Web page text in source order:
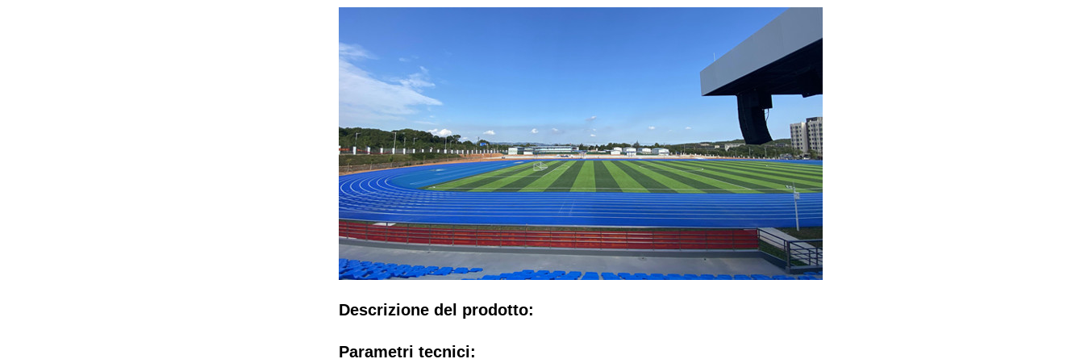
Descrizione del prodotto:
Parametri tecnici: